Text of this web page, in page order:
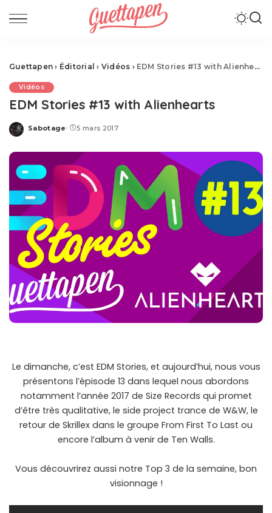
Guettapen › Éditorial › Vidéos › EDM Stories #13 with Alienhearts
Vidéos
EDM Stories #13 with Alienhearts
Posted
Sabotage 5 mars 2017
Le dimanche, c’est EDM Stories, et aujourd’hui, nous vous
présentons l’épisode 13 dans lequel nous abordons
notamment l’année 2017 de Size Records qui promet
d’être très qualitative, le side project trance de W&W, le
retour de Skrillex dans le groupe From First To Last ou
encore l’album à venir de Ten Walls.
Vous découvrirez aussi notre Top 3 de la semaine, bon
visionnage !